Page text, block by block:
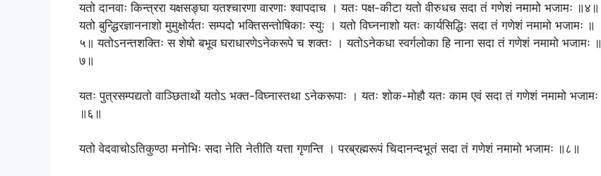
यतो दानवाः किन्त्ररा यक्षसङ्घा यतश्चारणा वारणाः श्वापदाच । यतः पक्ष-कीटा यतो वीरुधच सदा तं गणेशं नमामो भजामः ॥४॥
यतो बुन्द्धिरज्ञाननाशो मुमुक्षोर्यतः सम्पदो भक्तिसन्तोषिकाः स्युः । यतो विघ्ननाशो यतः कार्यसिद्धिः सदा तं गणेशं नमामो भजामः ॥
५॥ यतोऽनन्तशक्तिः स शेषो बभूव घराधारणेऽनेकरूपे च शक्तः । यतोऽनेकधा स्वर्गलोका हि नाना सदा तं गणेशं नमामो भजामः ॥
७॥
यतः पुत्रसम्पद्यतो वाञ्छिताथों यतोऽ भक्त-विघ्नास्तथा ऽनेकरूपाः । यतः शोक-मोहौ यतः काम एवं सदा तं गणेशं नमामो भजामः
॥६॥
यतो वेदवाचोऽतिकुण्ठा मनोभिः सदा नेति नेतीति यत्ता गृणन्ति । परब्रह्मरूपं चिदानन्दभूतं सदा तं गणेशं नमामो भजामः ॥८॥